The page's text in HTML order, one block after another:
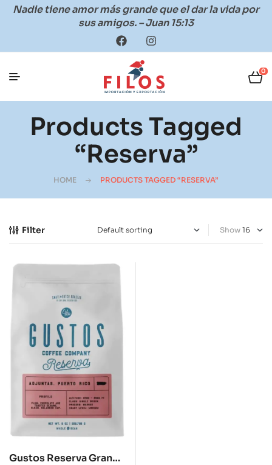
Nadie tiene amor más grande que el dar la vida por
sus amigos. – Juan 15:13
0
Products Tagged
“reserva”
HOME PRODUCTS TAGGED “RESERVA”
Filter Show
Gustos Reserva Grano